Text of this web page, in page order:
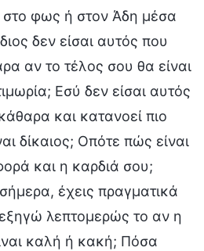
στο φως ή στον Άδη μέσα
δεν είσαι αυτός που
αν το τέλος σου θα είναι
Εσύ δεν είσαι αυτός
και κατανοεί πιο
δίκαιος; Οπότε πώς είναι
και η καρδιά σου;
έχεις πραγματικά
λεπτομερώς το αν η
καλή ή κακή; Πόσα